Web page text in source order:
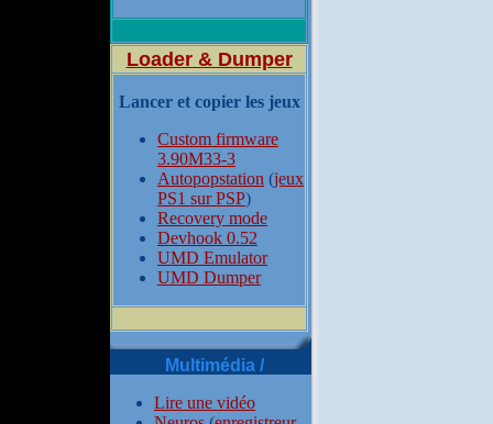
Loader & Dumper
Lancer et copier les jeux
Custom firmware
3.90M33-3
Autopopstation (jeux
PS1 sur PSP)
Recovery mode
Devhook 0.52
UMD Emulator
UMD Dumper
Multimédia /
Lire une vidéo